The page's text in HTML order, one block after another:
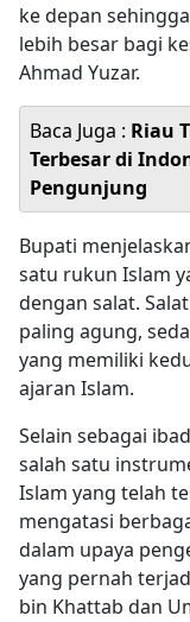
ke depan
lebih besar bagi
Ahmad Yuzar.
Baca Juga : Riau
Terbesar di
Pengunjung
Bupati
satu rukun Islam
dengan salat.
paling agung,
yang memiliki
ajaran Islam.
Selain sebagai
salah satu
Islam yang telah
mengatasi
dalam upaya
yang pernah
bin Khattab dan